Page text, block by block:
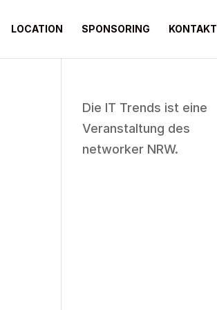
LOCATION SPONSORING KONTAKT
Die IT Trends ist eine
Veranstaltung des
networker NRW.